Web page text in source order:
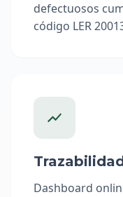
defectuosos
código LER
Dashboard